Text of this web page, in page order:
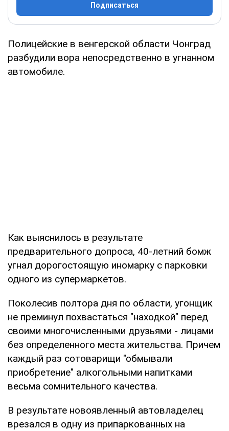
Подписаться
Полицейские в венгерской области Чонград
разбудили вора непосредственно в угнанном
автомобиле.
Как выяснилось в результате
предварительного допроса, 40-летний бомж
угнал дорогостоящую иномарку с парковки
одного из супермаркетов.
Поколесив полтора дня по области, угонщик
не преминул похвастаться "находкой" перед
своими многочисленными друзьями - лицами
без определенного места жительства. Причем
каждый раз сотоварищи "обмывали
приобретение" алкогольными напитками
весьма сомнительного качества.
В результате новоявленный автовладелец
врезался в одну из припаркованных на